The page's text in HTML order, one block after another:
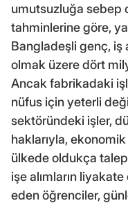
umutsuzluğa sebep
tahminlerine göre,
Bangladeşli genç, iş
olmak üzere dört
Ancak fabrikadaki
nüfus için yeterli
sektöründeki işler,
haklarıyla, ekonomik
ülkede oldukça
işe alımların liyakate
eden öğrenciler,